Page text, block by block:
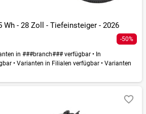
Wh - 28 Zoll - Tiefeinsteiger - 2026
-50%
in ###branch### verfügbar • In
• Varianten in Filialen verfügbar • Varianten